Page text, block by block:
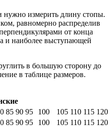
нужно измерить длину стопы.
равномерно распределив
от конца
и наиболее выступающей
в большую сторону до
в таблице размеров.
85 90 95 100 105 110 115 120
85 90 95 100 105 110 115 120